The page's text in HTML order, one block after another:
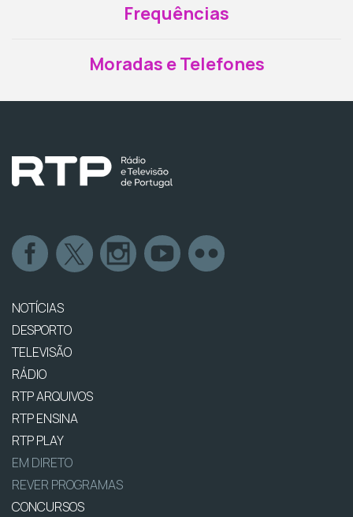
Frequências
Moradas e Telefones
NOTÍCIAS
DESPORTO
TELEVISÃO
RÁDIO
RTP ARQUIVOS
RTP ENSINA
RTP PLAY
EM DIRETO
REVER PROGRAMAS
CONCURSOS